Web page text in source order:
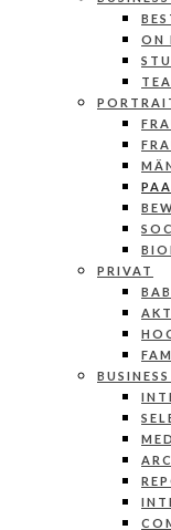
ON
PRIVAT